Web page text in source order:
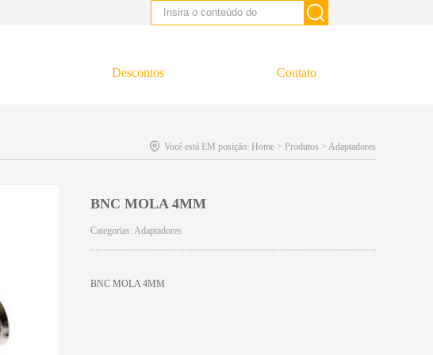
Descontos Contato
Você está EM posição: Home > Produtos > Adaptadores
BNC MOLA 4MM
Categorias: Adaptadores
BNC MOLA 4MM